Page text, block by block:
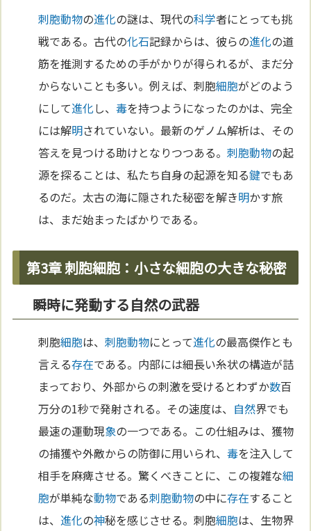
刺胞動物の進化の謎は、現代の科学者にとっても挑
戦である。古代の化石記録からは、彼らの進化の道
筋を推測するための手がかりが得られるが、まだ分
からないことも多い。例えば、刺胞細胞がどのよう
にして進化し、毒を持つようになったのかは、完全
には解明されていない。最新のゲノム解析は、その
答えを見つける助けとなりつつある。刺胞動物の起
源を探ることは、私たち自身の起源を知る鍵でもあ
るのだ。太古の海に隠された秘密を解き明かす旅
は、まだ始まったばかりである。
第3章 刺胞細胞：小さな細胞の大きな秘密
瞬時に発動する自然の武器
刺胞細胞は、刺胞動物にとって進化の最高傑作とも
言える存在である。内部には細長い糸状の構造が詰
まっており、外部からの刺激を受けるとわずか数百
万分の1秒で発射される。その速度は、 自然界でも
最速の運動現象の一つである。この仕組みは、獲物
の捕獲や外敵からの防御に用いられ、毒を注入して
相手を麻痺させる。驚くべきことに、この複雑な細
胞が単純な動物である刺胞動物の中に存在すること
は、進化の神秘を感じさせる。刺胞細胞は、生物界